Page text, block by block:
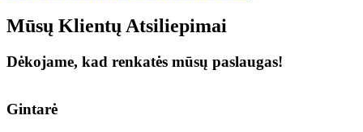
Mūsų Klientų Atsiliepimai
Dėkojame, kad renkatės mūsų paslaugas!
Gintarė